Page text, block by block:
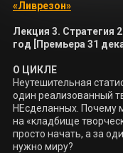
«Ливрезон»
Лекция 3. Стратегия
О ЦИКЛЕ
Неутешительная
один реализованный
НЕсделанных. Почему
на «кладбище
просто начать, а за
нужно миру?